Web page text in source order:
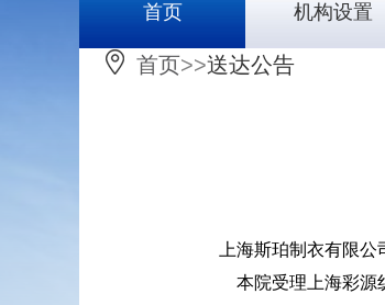
首页 机构设置
首页>>送达公告
上海斯珀制衣有限公
本院受理上海彩源